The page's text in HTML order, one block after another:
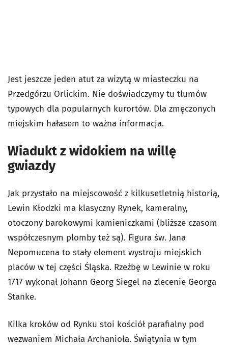
Jest jeszcze jeden atut za wizytą w miasteczku na
Przedgórzu Orlickim. Nie doświadczymy tu tłumów
typowych dla popularnych kurortów. Dla zmęczonych
miejskim hałasem to ważna informacja.
Wiadukt z widokiem na willę
gwiazdy
Jak przystało na miejscowość z kilkusetletnią historią,
Lewin Kłodzki ma klasyczny Rynek, kameralny,
otoczony barokowymi kamieniczkami (bliższe czasom
współczesnym plomby też są). Figura św. Jana
Nepomucena to stały element wystroju miejskich
placów w tej części Śląska. Rzeźbę w Lewinie w roku
1717 wykonał Johann Georg Siegel na zlecenie Georga
Stanke.
Kilka kroków od Rynku stoi kościół parafialny pod
wezwaniem Michała Archanioła. Świątynia w tym